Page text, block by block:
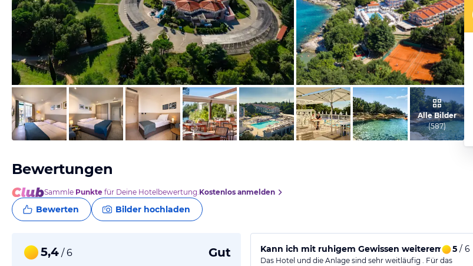
vom Hotelier, Januar 2025
vom Hotelier, Januar 2025
vom Hotelier, Januar 2025
Alle Bilder
(587)
Bewertungen
Sammle Punkte für Deine Hotelbewertung.Kostenlos anmelden
Bewerten Bilder hochladen
5,4 / 6 Gut Kann ich mit ruhigem Gewissen weiterempfehlen
5/ 6
Das Hotel und die Anlage sind sehr weitläufig . Für das